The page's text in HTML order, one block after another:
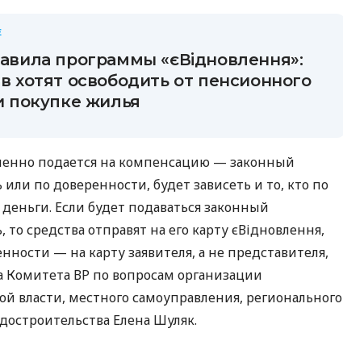
программы «єВідновлення»:
хотят освободить от пенсионного
покупке жилья
подается на компенсацию — законный
или по доверенности, будет зависеть и то, кто по
Если будет подаваться законный
то средства отправят на его карту єВідновлення,
— на карту заявителя, а не представителя,
Комитета ВР по вопросам организации
власти, местного самоуправления, регионального
Елена Шуляк.